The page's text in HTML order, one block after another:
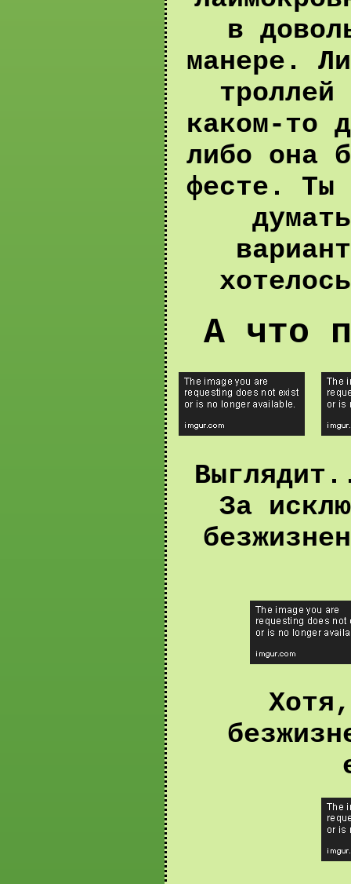
в
манере.
троллей
каком-то
либо она
фесте. Ты
А что
За